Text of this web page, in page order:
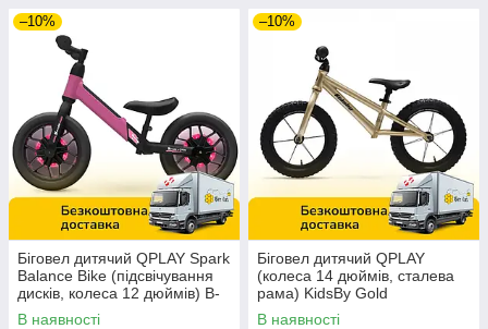
–10%
Біговел дитячий QPLAY Spark
Balance Bike (підсвічування
дисків, колеса 12 дюймів) B-
500Pink
В наявності
–10%
Біговел дитячий QPLAY
(колеса 14 дюймів, сталева
рама) KidsBy Gold
Золотистий
В наявності